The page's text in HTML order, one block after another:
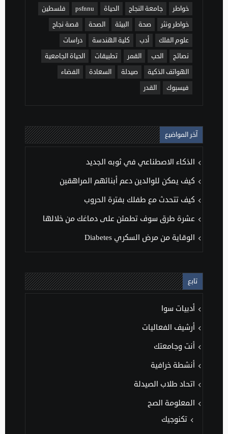
خواطر جامعة النجاح الحياة psfnnu
فلسطين
خواطر ونثر
صحة البيئة الصحة
قصة نجاح
علوم الفلك
أدب كلية الهندسة
دراسات
نصائح
الحب القمر تطبيقات
الحياة الجامعية
الهواتف الذكية
صيدلة السعادة
الفضاء
فيسبوك
القدر
آخر المواضيع
الذكاء الاصطناعي في ثوبه الجديد
كيف يمكن للوالدين دعم أبنائهم المراهقين
كيف تتحدث مع طفلك بفترة الحروب
عشرة طرق سوف تطمئن على دماغك من خلالها
الوقاية من مرض السكري Diabetes
تابع
أدبيات سوا
أرشيف الفعاليات
أنت وجامعتك
أنشطة خرافية
اتحاد طلاب الصيدلة
المعلومة الصح
تكنوجيك